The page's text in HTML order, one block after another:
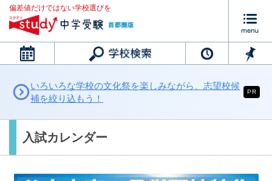
偏差値だけではない学校選びを
カレンダー
いろいろな学校の文化祭を楽しみながら、志望校候
補を絞り込もう！
PR
入試カレンダー